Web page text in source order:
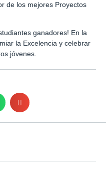
de los mejores Proyectos
ganadores! En la
la Excelencia y celebrar
jóvenes.